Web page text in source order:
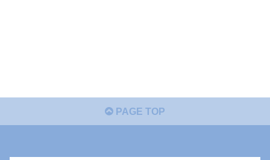
PAGE TOP